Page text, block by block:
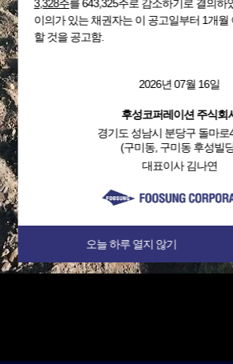
3,328주를 643,325주로 감소하기로 결의하
이의가 있는 채권자는 이 공고일부터 1개월
할 것을 공고함.
2026년 07월 16일
후성코퍼레이션 주식회
경기도 성남시 분당구 돌마로
(구미동, 구미동 후성빌
대표이사 김나연
오늘 하루 열지 않기